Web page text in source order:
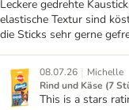
Leckere gedrehte
elastische Textur sind
die Sticks sehr gerne
08.07.26 | Michelle
Rind und Käse (7
This is a stars